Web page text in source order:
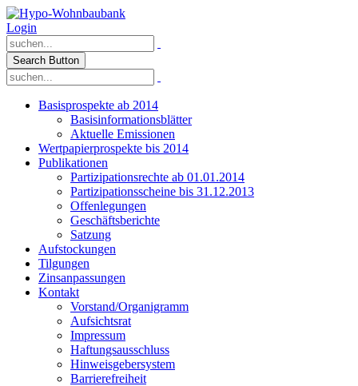
Login
Search Button
Basisprospekte ab 2014
Basisinformationsblätter
Aktuelle Emissionen
Wertpapierprospekte bis 2014
Publikationen
Partizipationsrechte ab 01.01.2014
Partizipationsscheine bis 31.12.2013
Offenlegungen
Geschäftsberichte
Satzung
Aufstockungen
Tilgungen
Zinsanpassungen
Kontakt
Vorstand/Organigramm
Aufsichtsrat
Impressum
Haftungsausschluss
Hinweisgebersystem
Barrierefreiheit